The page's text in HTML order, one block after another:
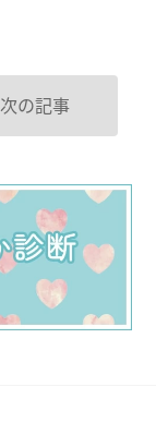
次の記事